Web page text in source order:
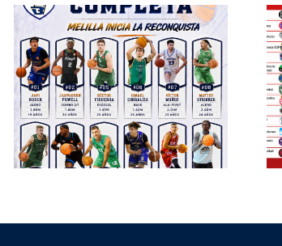
grupo de
Segunda FEB y
la Copa España
FEB para el
Melilla Ciudad
del Deporte